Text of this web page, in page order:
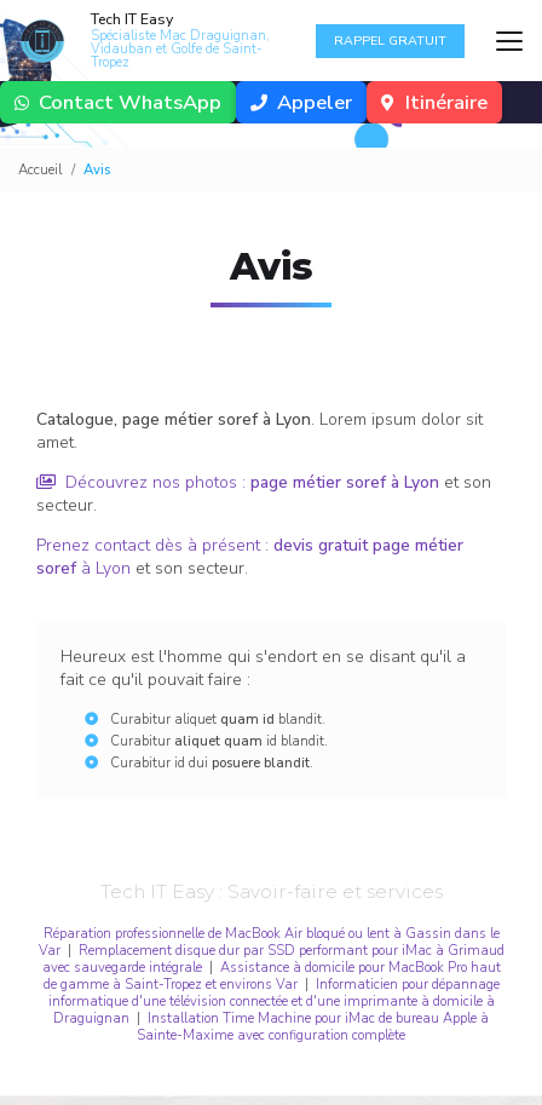
au
contenu
principal
Contact WhatsApp Appeler Itinéraire
Tech IT Easy
Spécialiste Mac Draguignan,
Vidauban et Golfe de Saint-
Tropez
RAPPEL GRATUIT
Accueil Avis
Avis
Catalogue, page métier sorefà Lyon. Lorem ipsum dolor sit
amet.
Découvrez nos photos : page métier sorefà Lyon et son
secteur.
Prenez contact dès à présent : devis gratuitpage métier
sorefà Lyon et son secteur.
Heureux est l'homme qui s'endort en se disant qu'il a
fait ce qu'il pouvait faire :
Curabitur aliquet quam id blandit.
Curabitur aliquet quam id blandit.
Curabitur id dui posuere blandit.
Tech IT Easy : Savoir-faire et services
Réparation professionnelle de MacBook Air bloqué ou lent à Gassin dans le
Var| Remplacement disque dur par SSD performant pour iMac à Grimaud
avec sauvegarde intégrale| Assistance à domicile pour MacBook Pro haut
de gamme à Saint-Tropez et environs Var| Informaticien pour dépannage
informatique d'une télévision connectée et d'une imprimante à domicile à
Draguignan | Installation Time Machine pour iMac de bureau Apple à
Sainte-Maxime avec configuration complète